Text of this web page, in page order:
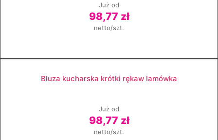
Już od
98,77 zł
netto/szt.
Bluza kucharska krótki rękaw lamówka
Już od
98,77 zł
netto/szt.